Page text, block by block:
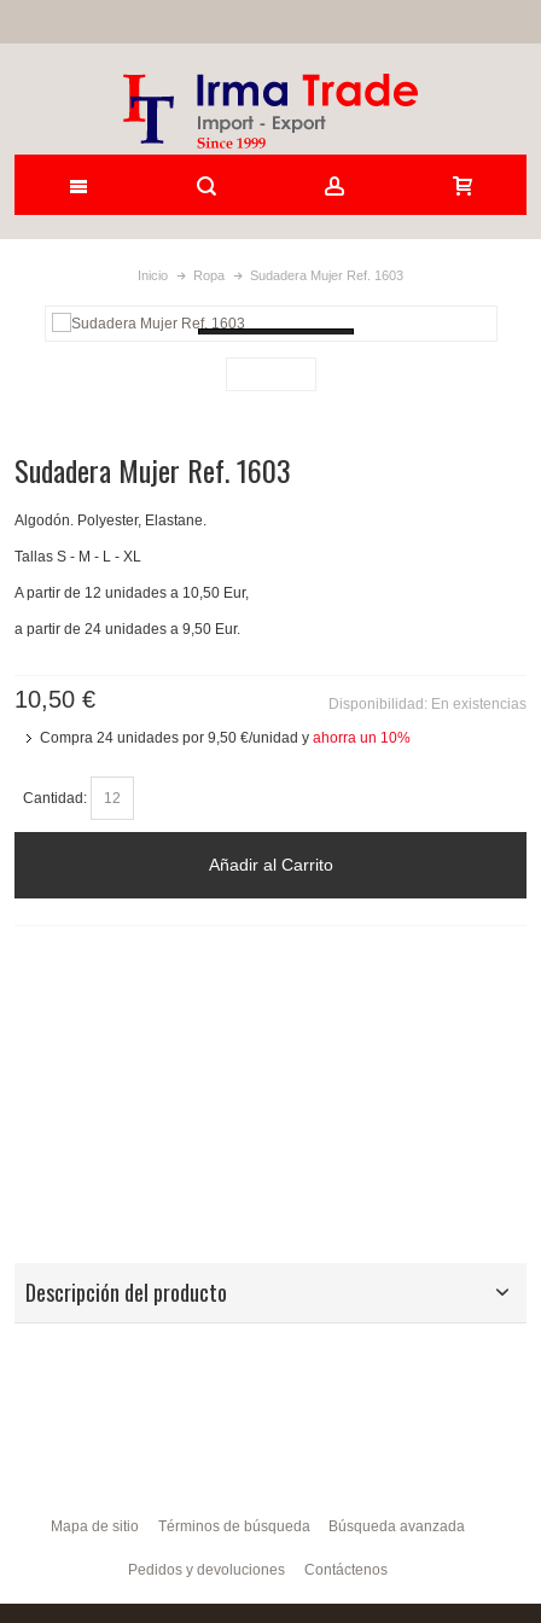
Inicio Ropa Sudadera Mujer Ref. 1603
Sudadera Mujer Ref. 1603
Algodón. Polyester, Elastane.
Tallas S - M - L - XL
A partir de 12 unidades a 10,50 Eur,
a partir de 24 unidades a 9,50 Eur.
Disponibilidad: En existencias
10,50 €
Compra 24 unidades por 9,50 €/unidad y ahorra un 10%
Cantidad:
Añadir al Carrito
Descripción del producto
Mapa de sitio Términos de búsqueda Búsqueda avanzada
Pedidos y devoluciones Contáctenos